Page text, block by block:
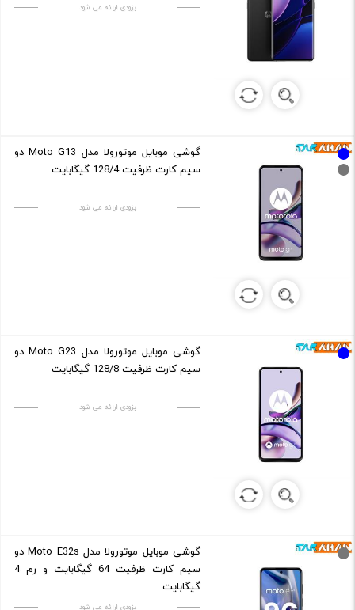
بزودی ارائه می شود
گوشی موبایل موتورولا مدل Moto G13 دو
سیم کارت ظرفیت 128/4 گیگابایت
بزودی ارائه می شود
گوشی موبایل موتورولا مدل Moto G23 دو
سیم کارت ظرفیت 128/8 گیگابایت
بزودی ارائه می شود
گوشی موبایل موتورولا مدل Moto E32s دو
سیم کارت ظرفیت 64 گیگابایت و رم 4
گیگابایت
بزودی ارائه می شود